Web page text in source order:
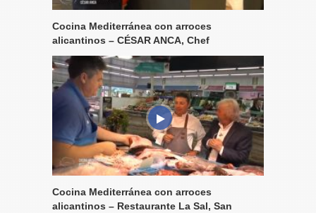
Cocina Mediterránea con arroces
alicantinos – CÉSAR ANCA, Chef
Cocina Mediterránea con arroces
alicantinos – Restaurante La Sal, San